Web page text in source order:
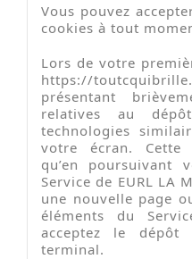
Vous pouvez
cookies à tout
Lors de votre
https://
présentant
relatives au
technologies
votre écran. Cette
qu’en poursuivant
Service de EURL LA
une nouvelle page
éléments du
acceptez le
terminal.